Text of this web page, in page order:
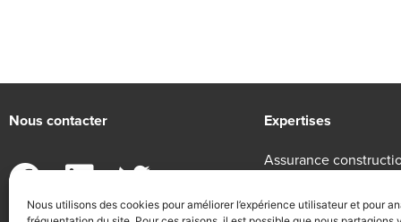
Nous utilisons des cookies pour améliorer l’expérience utilisateur et pour
Nous contacter Expertises
Assurance
Protection sociale